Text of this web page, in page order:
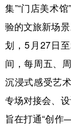
集”“门店美术
验的文旅新场
划，5月27日
间，每周五、
沉浸式感受艺
专场对接会、
旨在打通“创